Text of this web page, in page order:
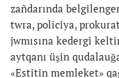
zañdarında
twra, policiya,
jwmısına kedergi
aytqanı üşin
«Estitin memleket»